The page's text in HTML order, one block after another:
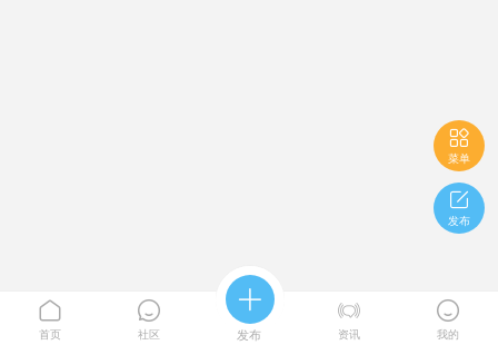

菜单

发布

首页

社区

发布

资讯

我的